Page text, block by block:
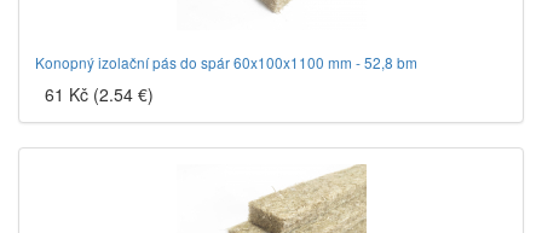
Konopný izolační pás do spár 60x100x1100 mm - 52,8 bm
61 Kč (2.54 €)